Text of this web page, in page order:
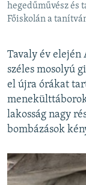
hegedűművész és
Főiskolán a
Tavaly év elején
széles mosolyú
el újra órákat
lakosság nagy
bombázások